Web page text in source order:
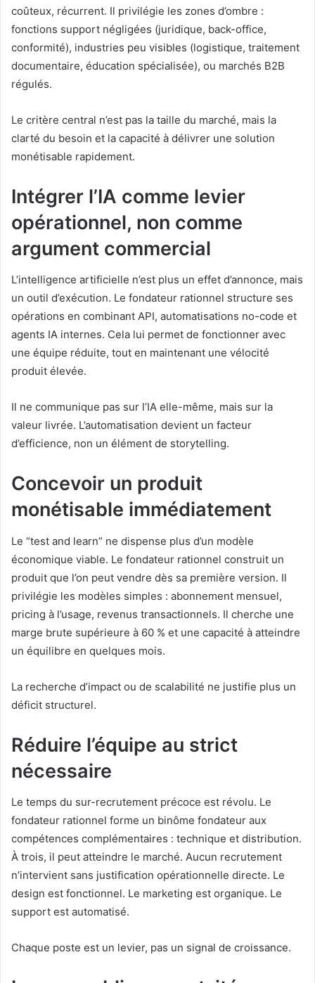
coûteux, récurrent. Il privilégie les zones d’ombre :
fonctions support négligées (juridique, back-office,
conformité), industries peu visibles (logistique, traitement
documentaire, éducation spécialisée), ou marchés B2B
régulés.
Le critère central n’est pas la taille du marché, mais la
clarté du besoin et la capacité à délivrer une solution
monétisable rapidement.
Intégrer l’IA comme levier
opérationnel, non comme
argument commercial
L’intelligence artificielle n’est plus un effet d’annonce, mais
un outil d’exécution. Le fondateur rationnel structure ses
opérations en combinant API, automatisations no-code et
agents IA internes. Cela lui permet de fonctionner avec
une équipe réduite, tout en maintenant une vélocité
produit élevée.
Il ne communique pas sur l’IA elle-même, mais sur la
valeur livrée. L’automatisation devient un facteur
d’efficience, non un élément de storytelling.
Concevoir un produit
monétisable immédiatement
Le “test and learn” ne dispense plus d’un modèle
économique viable. Le fondateur rationnel construit un
produit que l’on peut vendre dès sa première version. Il
privilégie les modèles simples : abonnement mensuel,
pricing à l’usage, revenus transactionnels. Il cherche une
marge brute supérieure à 60 % et une capacité à atteindre
un équilibre en quelques mois.
La recherche d’impact ou de scalabilité ne justifie plus un
déficit structurel.
Réduire l’équipe au strict
nécessaire
Le temps du sur-recrutement précoce est révolu. Le
fondateur rationnel forme un binôme fondateur aux
compétences complémentaires : technique et distribution.
À trois, il peut atteindre le marché. Aucun recrutement
n’intervient sans justification opérationnelle directe. Le
design est fonctionnel. Le marketing est organique. Le
support est automatisé.
Chaque poste est un levier, pas un signal de croissance.